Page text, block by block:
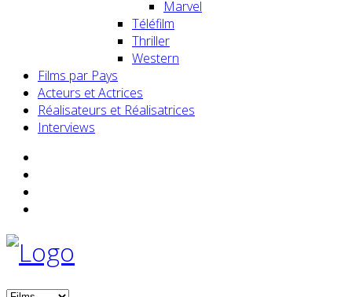
Marvel
Téléfilm
Thriller
Western
Films par Pays
Acteurs et Actrices
Réalisateurs et Réalisatrices
Interviews